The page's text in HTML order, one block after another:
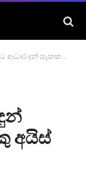
දෙදෙනෙකු අයිස් සමඟ අත්අඩංගුවට
අයිස්